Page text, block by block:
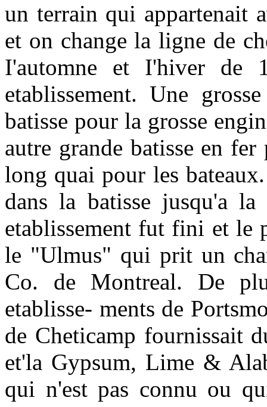
un terrain qui appartenait
et on change la ligne de
I'automne et I'hiver de
etablissement. Une
batisse pour la grosse
autre grande batisse en
long quai pour les
dans la batisse jusqu'a
etablissement fut fini et le
le "Ulmus" qui prit un
Co. de Montreal. De
etablisse- ments de
de Cheticamp fournissait
et'la Gypsum, Lime &
qui n'est pas connu ou